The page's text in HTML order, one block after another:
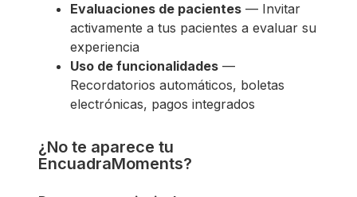
Evaluaciones de pacientes — Invitar
activamente a tus pacientes a evaluar su
experiencia
Uso de funcionalidades —
Recordatorios automáticos, boletas
electrónicas, pagos integrados
¿No te aparece tu
EncuadraMoments?